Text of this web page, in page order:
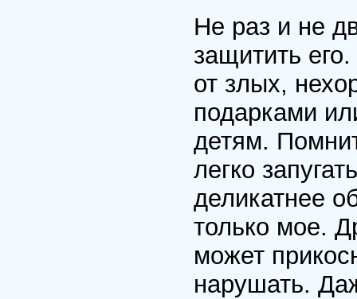
Не раз и не
защитить
от злых,
подарками
детям.
легко
деликатнее
только мое.
может
нарушать.